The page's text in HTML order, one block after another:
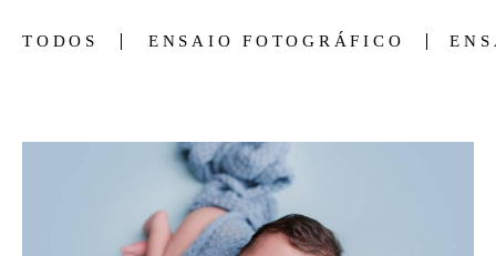
TODOS ENSAIO FOTOGRÁFICO